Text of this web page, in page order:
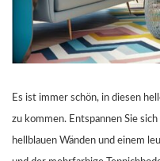
Es ist immer schön, in diesen
zu kommen. Entspannen Sie
hellblauen Wänden und einem